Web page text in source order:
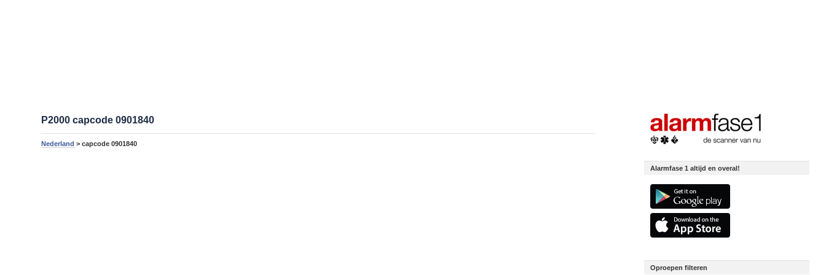
P2000 capcode 0901840
Nederland > capcode 0901840
Alarmfase 1 altijd en overal!
Oproepen filteren